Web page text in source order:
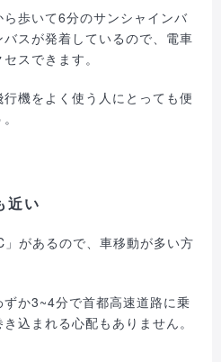
歩いて6分のサンシャインバ
スが発着しているので、電車
スできます。
機をよく使う人にとっても便
近い
があるので、車移動が多い方
か3~4分で首都高速道路に乗
込まれる心配もありません。